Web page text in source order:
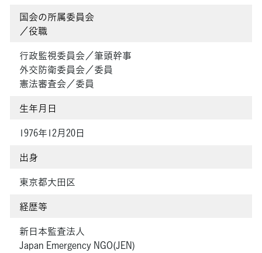
国会の所属委員会
／役職
行政監視委員会／筆頭幹事
外交防衛委員会／委員
憲法審査会／委員
生年月日
1976年12月20日
出身
東京都大田区
経歴等
新日本監査法人
Japan Emergency NGO(JEN)